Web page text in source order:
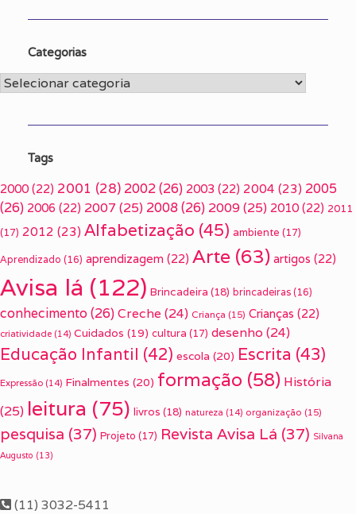
Categorias
Categorias
Tags
2000 (22) 2001 (28) 2002(26) 2003 (22) 2004 (23) 2005
(26) 2006 (22) 2007 (25) 2008(26) 2009(25) 2010 (22) 2011
(17) 2012 (23) Alfabetização (45) ambiente (17)
Aprendizado (16) aprendizagem (22) Arte (63) artigos (22)
Avisa lá (122) Brincadeira (18) brincadeiras (16)
conhecimento(26) Creche (24) Criança (15) Crianças (22)
criatividade (14) Cuidados (19) cultura (17) desenho (24)
Educação Infantil (42) escola (20) Escrita (43)
Expressão (14) Finalmentes (20) formação (58) História
(25) leitura (75) livros (18) natureza (14) organização (15)
pesquisa (37) Projeto (17) Revista Avisa Lá (37) Silvana
Augusto (13)
(11) 3032-5411